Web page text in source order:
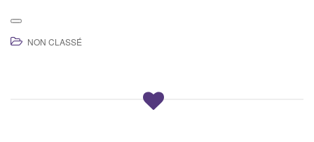
NON CLASSÉ